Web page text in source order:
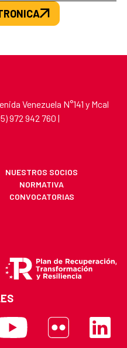
Venezuela N°141 y Mcal
972 942 760 |
NUESTROS SOCIOS
NORMATIVA
CONVOCATORIAS
Flickr Linkedin